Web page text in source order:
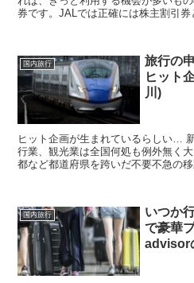
券です。JALでは正確には株主割引券
国内旅行
旅行の
ヒット
川)
ヒット企画が生まれているらしい…
行業、観光業は全国何処も例外無く
都など都道府県を跨いだ不要不急の
国内旅行
いつか
で豪華
advisor